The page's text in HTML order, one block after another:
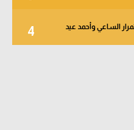
4 الساعي وأحمد عيد